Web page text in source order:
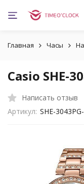
Главная Часы
Casio SHE-
Написать отзыв
Артикул: SHE-